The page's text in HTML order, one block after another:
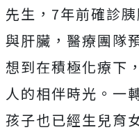
先生，7年前確診
與肝臟，醫療團隊
想到在積極化療下
人的相伴時光。一
孩子也已經生兒育